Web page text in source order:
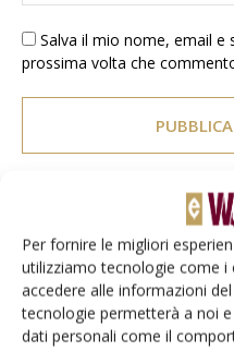
Per fornire le migliori
utilizziamo tecnologie come
accedere alle informazioni
tecnologie permetterà a noi
dati personali come il
Salva il mio nome, email e
prossima volta che
E-magazine
Tecniche, prodotti e